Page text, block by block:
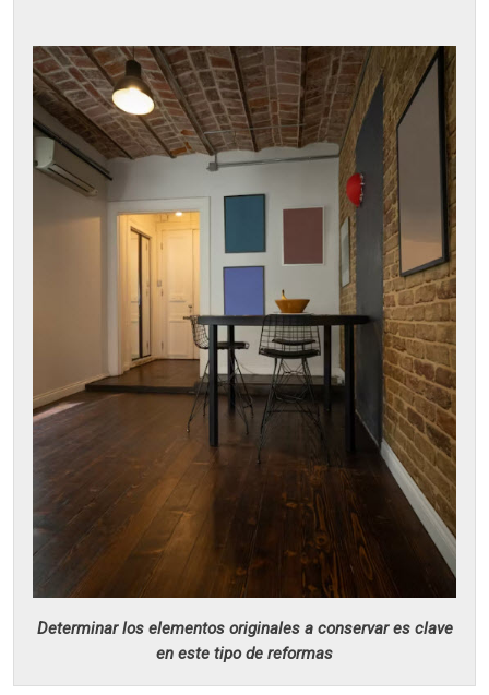
Determinar los elementos originales a conservar es clave
en este tipo de reformas